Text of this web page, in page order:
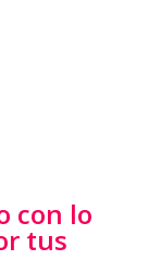
con lo
tus